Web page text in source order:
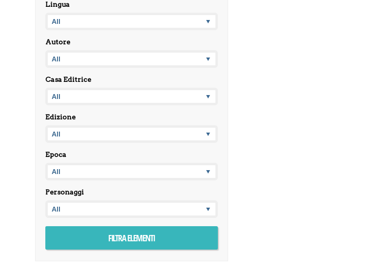
Lingua
Autore
Casa Editrice
Edizione
Epoca
Personaggi